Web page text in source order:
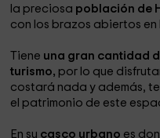
la preciosa población de
con los brazos abiertos
Tiene una gran cantidad
turismo, por lo que
costará nada y además,
el patrimonio de este
En su casco urbano es